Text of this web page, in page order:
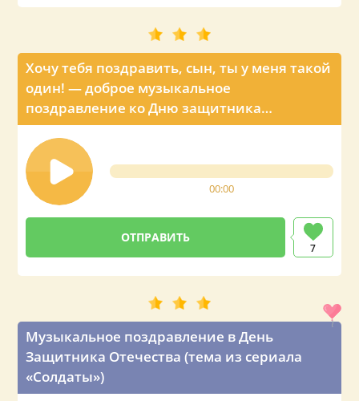
Хочу тебя поздравить, сын, ты у меня такой
один! — доброе музыкальное
поздравление ко Дню защитника
Отечества
00:00
7
Музыкальное поздравление в День
Защитника Отечества (тема из сериала
«Солдаты»)